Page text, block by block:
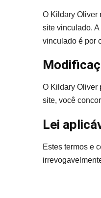
O Kildary Oliver
site vinculado.
vinculado é por
O Kildary Oliver
site, você
Lei
Estes termos e